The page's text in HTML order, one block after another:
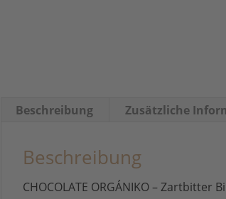
Beschreibung Zusätzliche
Beschreibung
CHOCOLATE ORGÁNIKO – Zartbitter